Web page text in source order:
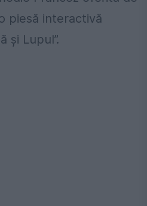
piesă interactivă
și Lupul”.